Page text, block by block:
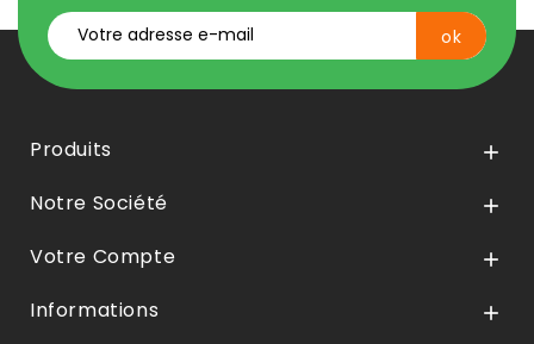
Produits 
Notre Société 
Votre Compte 
Informations 